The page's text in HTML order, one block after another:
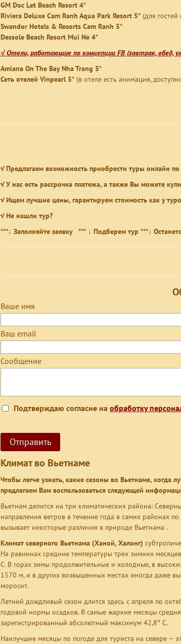
GM Doc Let Beach Resort 4*
Riviera Deluxe Cam Ranh Aqua Park Resort 5* (для
Swandor Hotels & Resorts Cam Ranh 5*
Dessole Beach Resort Mui Ne 4*
√Отели, работающие по концепции FB (завтрак, обед,
Amiana On The Bay Nha Trang 5*
Сеть отелей Vinpearl 5* (в отеле есть анимация,
√ Предлагаем возможность приобрести туры онлайн
√ У нас есть рассрочка платежа, а также Вы можете
√ Ищем лучшие цены, гарантируем стоимость как у
√ Не нашли тур?
***↓ Заполняйте заявку *** ↓ Подберем тур ***↓
Ваше имя
Ваш email
Сообщение
Подтверждаю согласие на обработку
Климат во Вьетнаме
Чтобы легче узнать, какие сезоны во Вьетнаме, когда
предлагаем Вам воспользоваться следующей
Вьетнам делится на три климатических района:
направления ветров в течение года в самих районах
вызывает некоторые различия в природе Вьетнама .
Климат северного Вьетнама (Ханой, Халонг)
На равнинах средние температуры трех зимних
С. В горах зимы продолжительные и холодные, в
1570 м, и в других возвышенных местах иногда даже
моросит.
Летний дождливый сезон длится здесь с апреля по
годовой нормы осадков. В самые жаркие месяцы
зарегистрированный абсолютный максимум 42,8° С.
Наилучшие месяцы по погоде для туриста на севере —